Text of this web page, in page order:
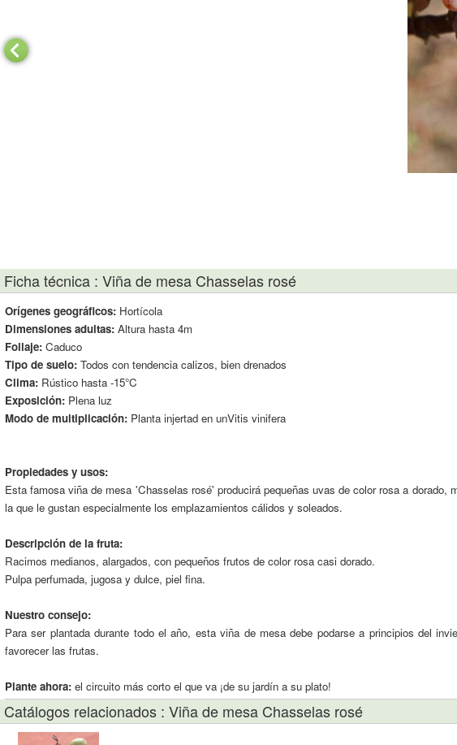
Ficha técnica : Viña de mesa Chasselas rosé
Orígenes geográficos: Hortícola
Dimensiones adultas: Altura hasta 4m
Follaje: Caduco
Tipo de suelo: Todos con tendencia calizos, bien drenados
Clima: Rústico hasta -15°C
Exposición: Plena luz
Modo de multiplicación: Planta injertad en unVitis vinifera
Propiedades y usos:
Esta famosa viña de mesa 'Chasselas rosé' producirá pequeñas uvas de color rosa a
la que le gustan especialmente los emplazamientos cálidos y soleados.
Descripción de la fruta:
Racimos medianos, alargados, con pequeños frutos de color rosa casi dorado.
Pulpa perfumada, jugosa y dulce, piel fina.
Nuestro consejo:
Para ser plantada durante todo el año, esta viña de mesa debe podarse a principios del
favorecer las frutas.
Plante ahora: el circuito más corto el que va ¡de su jardín a su plato!
Catálogos relacionados : Viña de mesa Chasselas rosé